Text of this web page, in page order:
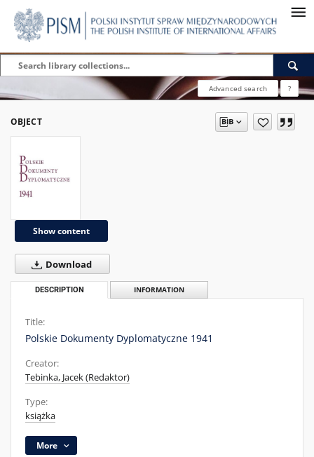
Advanced search ?
OBJECT
Show content
Download
DESCRIPTION INFORMATION
Title:
Polskie Dokumenty Dyplomatyczne 1941
Creator:
Tebinka, Jacek (Redaktor)
Type:
książka
More